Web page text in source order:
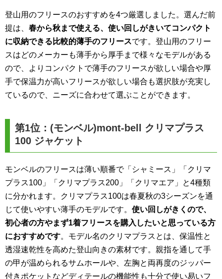
登山用のフリースのおすすめを4つ厳選しました。選んだ前
提は、 春から秋まで使える、使い回しがきいてコンパクト
に収納できる比較的薄手のフリースです。登山用のフリー
スはどのメーカーも薄手から厚手まで様々なモデルがある
ので、よりコンパクトで薄手のフリースが欲しい場合や厚
手で保温力が高いフリースが欲しい場合も選択肢が充実し
ているので、ニーズに合わせて選ぶことができます。
第1位：(モンベル)mont-bell クリマプラス
100 ジャケット
モンベルのフリースは薄い順番で「シャミース」「クリマ
プラス100」「クリマプラス200」「クリマエア」と4種類
に分かれます。クリマプラス100は春夏秋の3シーズンを通
じて使いやすい薄手のモデルです。 使い回しがきくので、
初心者の方やまず1着フリースを購入したいと思っている方
におすすめです。モデル名のクリマプラスとは、保温性と
透湿速乾性を高めた登山向きの素材です。親指を通して手
の甲が温められるサムホールや、左胸と両再度のジッパー
付きポケットなどディテールの機能性も十分で使い易いフ